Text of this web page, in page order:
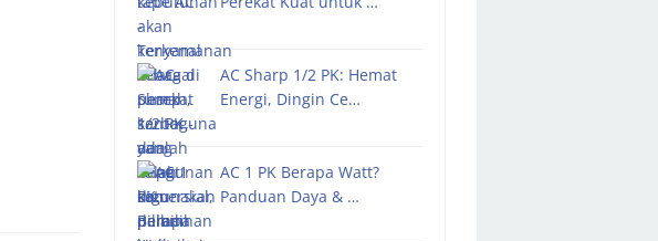
AC Sharp 1/2 PK: Hemat
Energi, Dingin Ce…
AC 1 PK Berapa Watt?
Panduan Daya & …